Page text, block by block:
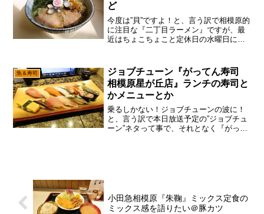
ど
今度は”貝”ですよ！と、言う訳で相模原的
に注目な『二丁目ラーメン』ですが、最
近はちょこちょこと定休日の水曜日に、
ェックであると！」って事で、本日は
『二丁目貝潮ラ...
魚＆寿司
ジョブチューン『がってん寿司
相模原星が丘店』ランチの寿司と
かメニューとか
乗るしかない！ジョブチューンの波に！
と、言う訳で本日放送予定の”ジョブチュ
ーン”ネタって事で、それとなく『がって
小田急相模原『朱鞠』ミックス定食の
ミックス感を語りたい＠豚カツ